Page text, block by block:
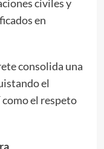
civiles y
en
consolida una
el
el respeto